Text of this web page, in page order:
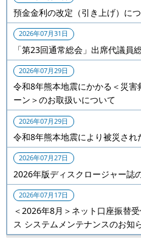
預金金利の改定（引き上げ）に
2026年07月31日
「第23回通常総会」出席代議員
2026年07月29日
令和8年熊本地震にかかる＜災
ーン＞のお取扱いについて
2026年07月29日
令和8年熊本地震により被災され
2026年07月27日
2026年版ディスクロージャー誌
2026年07月17日
＜2026年8月＞ネット口座振替
ス システムメンテナンスのお知